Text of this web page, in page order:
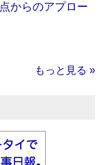
からのアプロー
もっと見る »